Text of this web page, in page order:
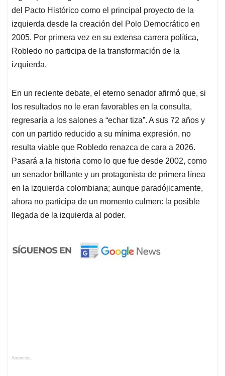
del Pacto Histórico como el principal proyecto de la
izquierda desde la creación del Polo Democrático en
2005. Por primera vez en su extensa carrera política,
Robledo no participa de la transformación de la
izquierda.
En un reciente debate, el eterno senador afirmó que, si
los resultados no le eran favorables en la consulta,
regresaría a los salones a “echar tiza”. A sus 72 años y
con un partido reducido a su mínima expresión, no
resulta viable que Robledo renazca de cara a 2026.
Pasará a la historia como lo que fue desde 2002, como
un senador brillante y un protagonista de primera línea
en la izquierda colombiana; aunque paradójicamente,
ahora no participa de un momento culmen: la posible
llegada de la izquierda al poder.
Anuncios.